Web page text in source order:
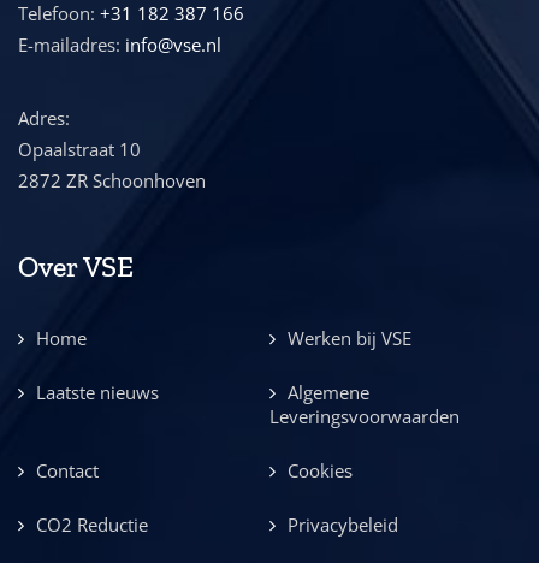
Telefoon: +31 182 387 166
E-mailadres: info@vse.nl
Adres:
Opaalstraat 10
2872 ZR Schoonhoven
Over VSE
Home Werken bij VSE
Laatste nieuws
Algemene
Leveringsvoorwaarden
Contact Cookies
CO2 Reductie Privacybeleid